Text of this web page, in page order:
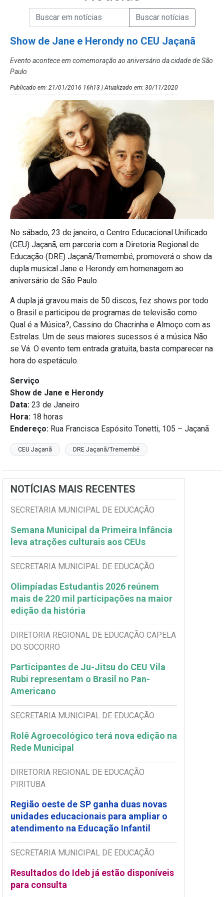
Campo de Busca de Notícias
Campo de Busca de informaçõesEnviar a Busca de Notícias
Show de Jane e Herondy no CEU Jaçanã
Evento acontece em comemoração ao aniversário da cidade de São
Paulo
Publicado em: 21/01/2016 16h13 | Atualizado em: 30/11/2020
No sábado, 23 de janeiro, o Centro Educacional Unificado
(CEU) Jaçanã, em parceria com a Diretoria Regional de
Educação (DRE) Jaçanã/Tremembé, promoverá o show da
dupla musical Jane e Herondy em homenagem ao
aniversário de São Paulo.
A dupla já gravou mais de 50 discos, fez shows por todo
o Brasil e participou de programas de televisão como
Qual é a Música?, Cassino do Chacrinha e Almoço com as
Estrelas. Um de seus maiores sucessos é a música Não
se Vá. O evento tem entrada gratuita, basta comparecer na
hora do espetáculo.
Serviço
Show de Jane e Herondy
Data: 23 de Janeiro
Hora: 18 horas
Endereço: Rua Francisca Espósito Tonetti, 105 – Jaçanã
CEU Jaçanã DRE Jaçanã/Tremembé
NOTÍCIAS MAIS RECENTES
SECRETARIA MUNICIPAL DE EDUCAÇÃO
Semana Municipal da Primeira Infância
leva atrações culturais aos CEUs
SECRETARIA MUNICIPAL DE EDUCAÇÃO
Olimpíadas Estudantis 2026 reúnem
mais de 220 mil participações na maior
edição da história
DIRETORIA REGIONAL DE EDUCAÇÃO CAPELA
DO SOCORRO
Participantes de Ju-Jitsu do CEU Vila
Rubi representam o Brasil no Pan-
Americano
SECRETARIA MUNICIPAL DE EDUCAÇÃO
Rolê Agroecológico terá nova edição na
Rede Municipal
DIRETORIA REGIONAL DE EDUCAÇÃO
PIRITUBA
Região oeste de SP ganha duas novas
unidades educacionais para ampliar o
atendimento na Educação Infantil
SECRETARIA MUNICIPAL DE EDUCAÇÃO
Resultados do Ideb já estão disponíveis
para consulta